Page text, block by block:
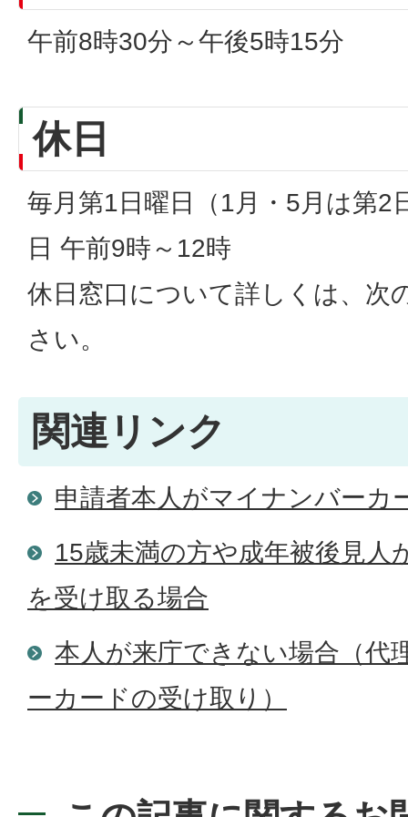
午前8時30分～午後5時15分
休日
毎月第1日曜日（1月・5月は第2
日 午前9時～12時
休日窓口について詳しくは、次
さい。
関連リンク
申請者本人がマイナンバーカ
15歳未満の方や成年被後見人
を受け取る場合
本人が来庁できない場合（代
ーカードの受け取り）